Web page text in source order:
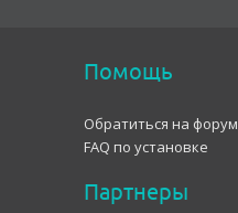
Помощь
Обратиться на форум
FAQ по установке
Партнеры